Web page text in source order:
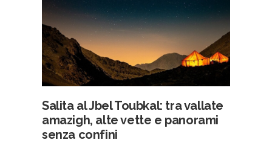
Salita al Jbel Toubkal: tra vallate
amazigh, alte vette e panorami
senza confini